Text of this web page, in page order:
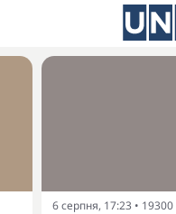
6 серпня, 17:23 • 19300